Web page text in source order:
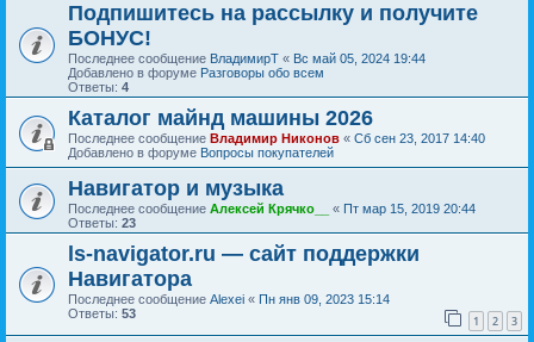
Подпишитесь на рассылку и получите
БОНУС!
Последнее сообщение ВладимирТ « Вс май 05, 2024 19:44
Добавлено в форуме Разговоры обо всем
Ответы: 4
Каталог майнд машины 2026
Последнее сообщение Владимир Никонов « Сб сен 23, 2017 14:40
Добавлено в форуме Вопросы покупателей
Навигатор и музыка
Последнее сообщение Алексей Крячко__ « Пт мар 15, 2019 20:44
Ответы: 23
ls-navigator.ru — сайт поддержки
Навигатора
Последнее сообщение Alexei « Пн янв 09, 2023 15:14
Ответы: 53 1 2 3